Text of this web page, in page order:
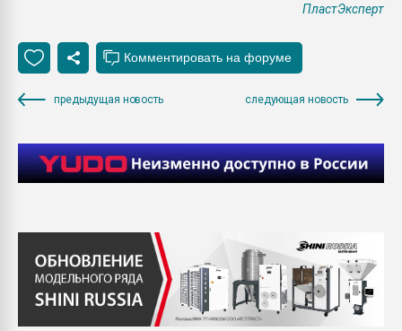
ПластЭксперт
предыдущая новость следующая новость